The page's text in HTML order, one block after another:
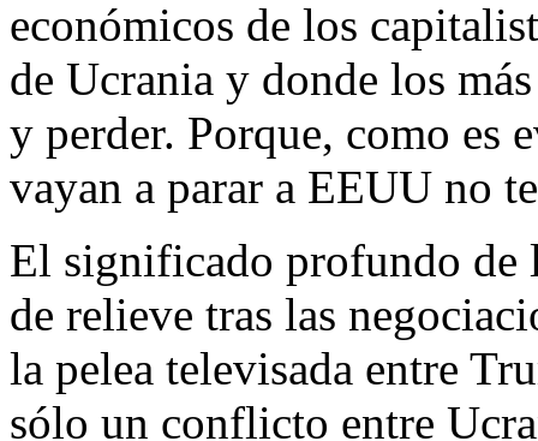
económicos de los
de Ucrania y donde los
y perder. Porque, como es
vayan a parar a EEUU no
El significado profundo de
de relieve tras las
la pelea televisada entre
sólo un conflicto entre